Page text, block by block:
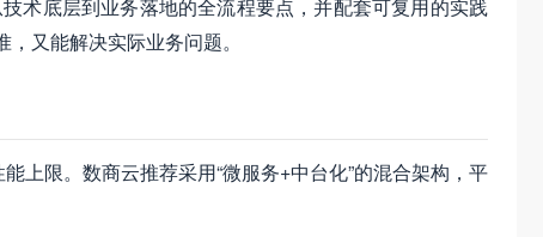
术底层到业务落地的全流程要点，并配套可复用的实践
又能解决实际业务问题。
上限。数商云推荐采用“微服务+中台化”的混合架构，平